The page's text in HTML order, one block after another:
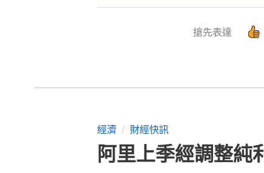
搶先表達
經濟 財經快訊
阿里上季經調整